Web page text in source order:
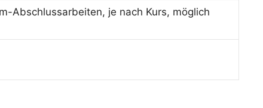
Abschlussarbeiten, je nach Kurs, möglich